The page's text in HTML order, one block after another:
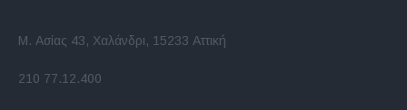
Μ. Ασίας 43, Χαλάνδρι, 15233 Αττική
210 77.12.400